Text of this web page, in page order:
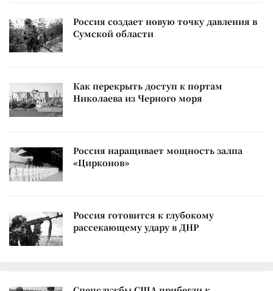
Россия создает новую точку давления в
Сумской области
Как перекрыть доступ к портам
Николаева из Черного моря
Россия наращивает мощность залпа
«Цирконов»
Россия готовится к глубокому
рассекающему удару в ДНР